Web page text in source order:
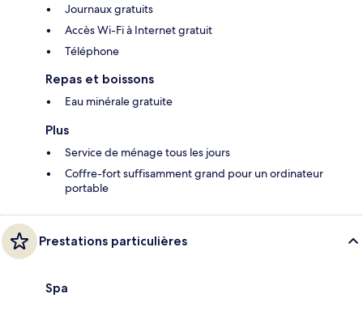
Journaux gratuits
Accès Wi-Fi à Internet gratuit
Téléphone
Repas et boissons
Eau minérale gratuite
Plus
Service de ménage tous les jours
Coffre-fort suffisamment grand pour un ordinateur
portable
Prestations particulières
Spa